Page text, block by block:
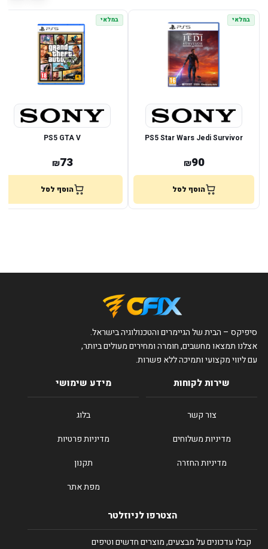
במלאי
PS5 Star Wars Jedi Survivor
₪90
הוסף לסל
במלאי
PS5 GTA V
₪73
הוסף לסל
סיפיקס – הבית של הגיימרים והטכנולוגיה בישראל.
אצלנו תמצאו מחשבים, חומרה ומחירים מעולים ביותר,
עם ליווי מקצועי ותמיכה ללא פשרות.
שירות לקוחות
צור קשר
מדיניות משלוחים
מדיניות החזרה
מידע שימושי
בלוג
מדיניות פרטיות
תקנון
מפת אתר
הצטרפו לניוזלטר
קבלו עדכונים על מבצעים, מוצרים חדשים וטיפים